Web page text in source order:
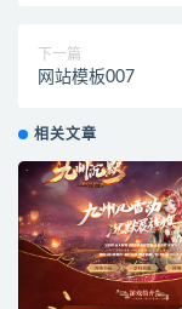
下一篇
网站模板007
相关文章